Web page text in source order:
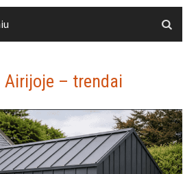
Airijoje – trendai